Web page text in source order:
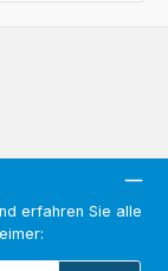
erfahren Sie alle